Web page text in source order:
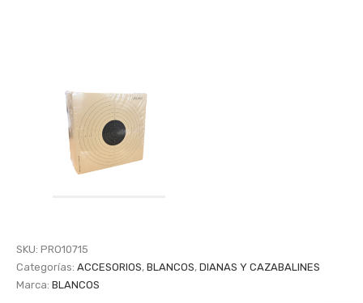
SKU: PRO10715
Categorías: ACCESORIOS, BLANCOS, DIANAS Y CAZABALINES
Marca: BLANCOS